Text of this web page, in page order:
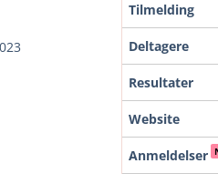
Tilmelding
Deltagere
Resultater
Website
Anmeldelser